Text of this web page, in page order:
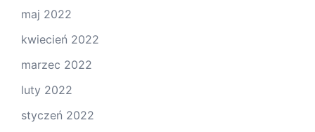
maj 2022
kwiecień 2022
marzec 2022
luty 2022
styczeń 2022